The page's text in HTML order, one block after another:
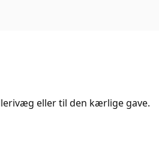
eller til den kærlige gave.